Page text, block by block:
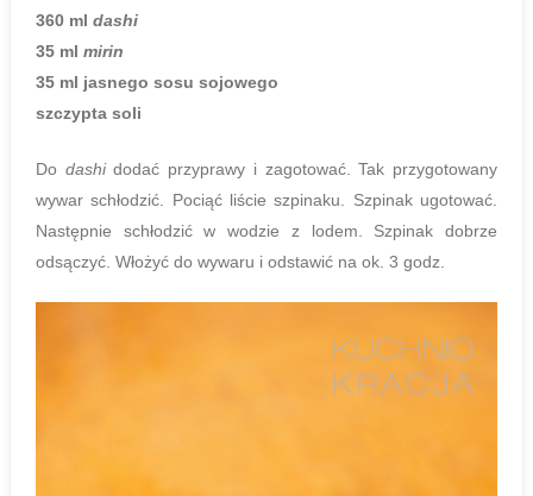
360 ml dashi
35 ml mirin
35 ml jasnego sosu sojowego
szczypta soli
Do dashidodać przyprawy i zagotować. Tak przygotowany
wywar schłodzić. Pociąć liście szpinaku. Szpinak ugotować.
Następnie schłodzić w wodzie z lodem. Szpinak dobrze
odsączyć. Włożyć do wywaru i odstawić na ok. 3 godz.